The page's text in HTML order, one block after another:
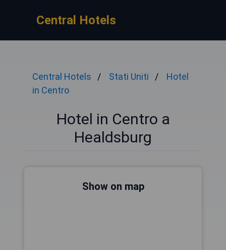
Central Hotels
Central Hotels Stati Uniti
Hotel
in Centro
Hotel in Centro a
Healdsburg
Show on map